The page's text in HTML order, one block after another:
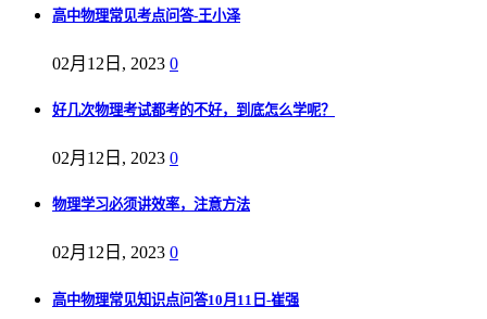
高中物理常见考点问答-王小泽
02月12日, 2023 0
好几次物理考试都考的不好，到底怎么学呢？
02月12日, 2023 0
物理学习必须讲效率，注意方法
02月12日, 2023 0
高中物理常见知识点问答10月11日-崔强